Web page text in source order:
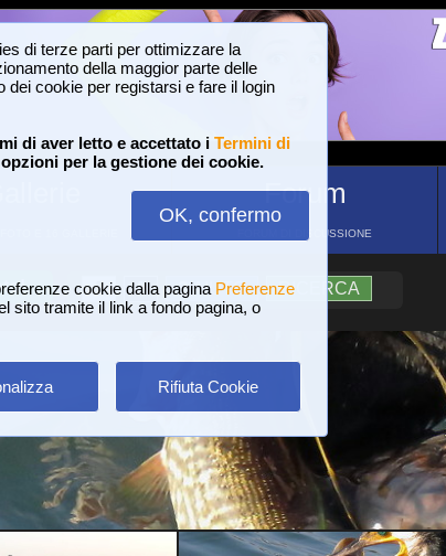
di terze parti per ottimizzare la
della maggior parte delle
dei cookie per registarsi e fare il login
di aver letto e accettato i Termini di
per la gestione dei cookie.
OK, confermo
cookie dalla pagina Preferenze
sito tramite il link a fondo pagina, o
Rifiuta Cookie
Forum
FORUM DI DISCUSSIONE
A A ?AIUTO RICERCA